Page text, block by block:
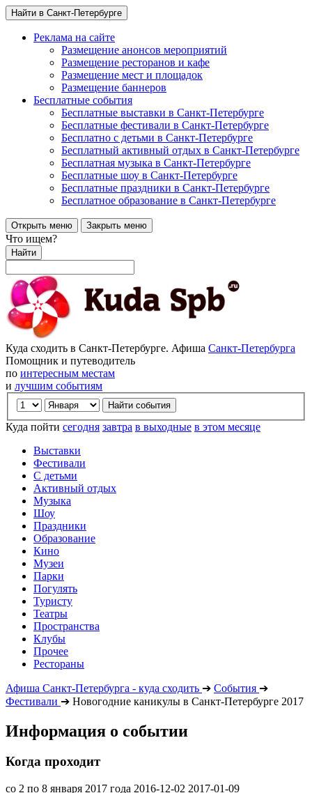
Найти в Санкт-Петербурге
Реклама на сайте
Размещение анонсов мероприятий
Размещение ресторанов и кафе
Размещение мест и площадок
Размещение баннеров
Бесплатные события
Бесплатные выставки в Санкт-Петербурге
Бесплатные фестивали в Санкт-Петербурге
Бесплатно с детьми в Санкт-Петербурге
Бесплатный активный отдых в Санкт-Петербурге
Бесплатная музыка в Санкт-Петербурге
Бесплатные шоу в Санкт-Петербурге
Бесплатные праздники в Санкт-Петербурге
Бесплатное образование в Санкт-Петербурге
Открыть меню Закрыть меню
Что ищем?
Найти
Куда сходить в Санкт-Петербурге. Афиша Санкт-Петербурга
Помощник и путеводитель
по интересным местам
и лучшим событиям
Куда пойти сегодня завтра в выходные в этом месяце
Выставки
Фестивали
С детьми
Активный отдых
Музыка
Шоу
Праздники
Образование
Кино
Музеи
Парки
Погулять
Туристу
Театры
Пространства
Клубы
Прочее
Рестораны
Афиша Санкт-Петербурга - куда сходить ➔ События ➔
Фестивали ➔ Новогодние каникулы в Санкт-Петербурге 2017
Информация о событии
Когда проходит
со 2 по 8 января 2017 года 2016-12-02 2017-01-09